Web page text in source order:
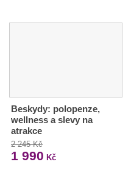
Beskydy: polopenze,
wellness a slevy na
atrakce
2 245 Kč
1 990 Kč